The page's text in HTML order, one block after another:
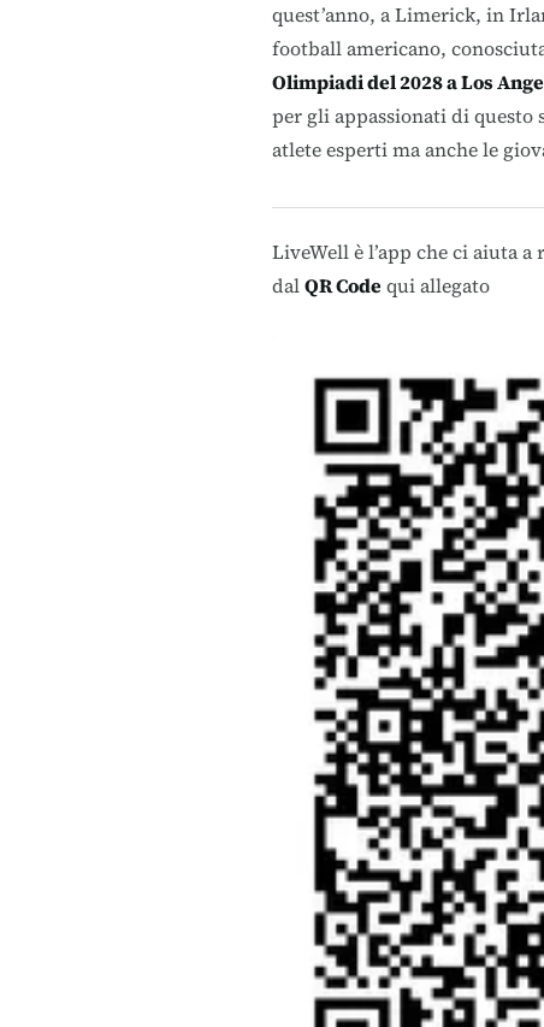
quest’anno, a Limerick, in
football americano,
Olimpiadi del 2028 a Los
per gli appassionati di
atlete esperti ma anche le
LiveWell è l’app che ci aiuta
dalQR Codequi allegato